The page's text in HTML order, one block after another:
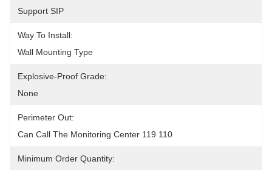
Support SIP
Way To Install:
Wall Mounting Type
Explosive-Proof Grade:
None
Perimeter Out:
Can Call The Monitoring Center 119 110
Minimum Order Quantity: